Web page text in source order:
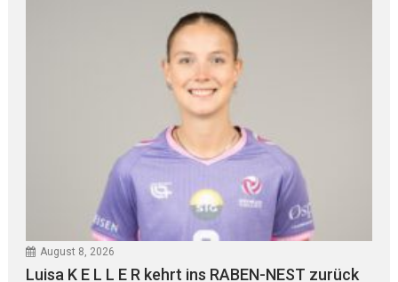
August 8, 2026
Luisa K E L L E R kehrt ins RABEN-NEST zurück